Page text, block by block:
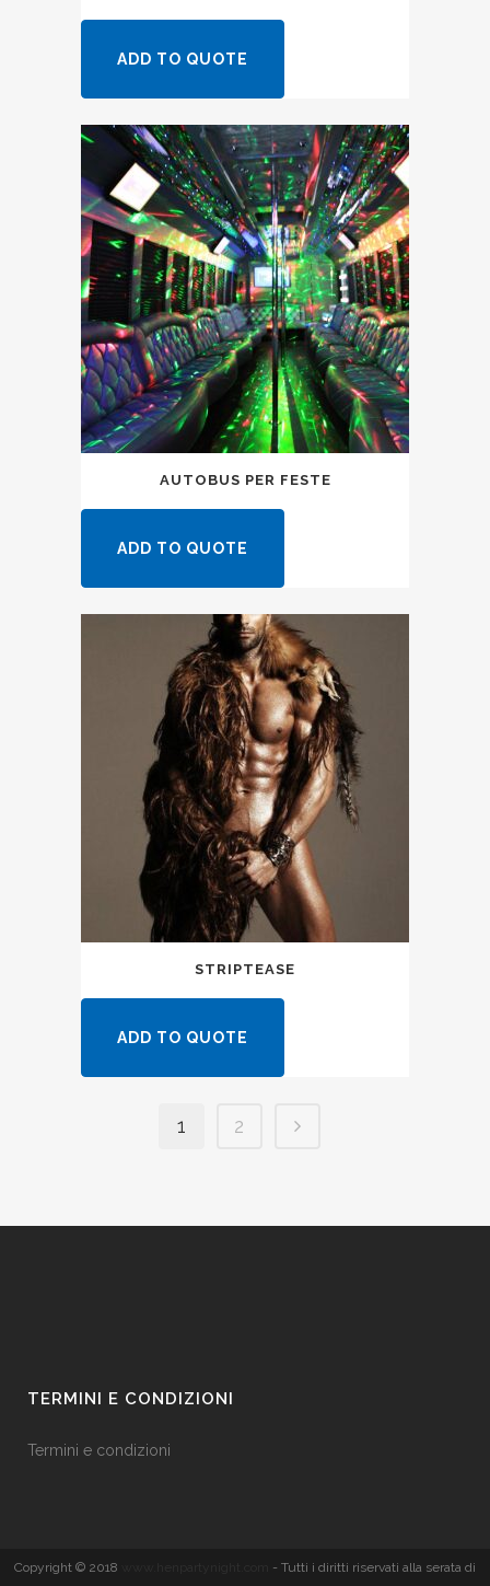
ADD TO QUOTE
AUTOBUS PER FESTE
ADD TO QUOTE
STRIPTEASE
ADD TO QUOTE
1 2
TERMINI E CONDIZIONI
Termini e condizioni
Copyright © 2018 - Tutti i diritti riservati alla serata di